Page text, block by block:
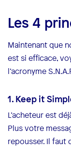
Les 4
Maintenant que
est si efficace,
l’acronyme
1. Keep it
L’acheteur est
Plus votre
repousser. Il faut